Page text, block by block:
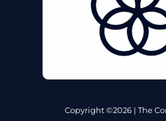
Copyright ©2026 | The